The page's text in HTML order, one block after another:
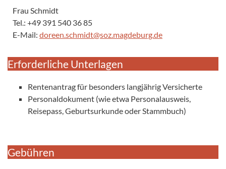
Frau Schmidt
Tel.: +49 391 540 36 85
E-Mail: doreen.schmidt@soz.magdeburg.de
Erforderliche Unterlagen
Rentenantrag für besonders langjährig Versicherte
Personaldokument (wie etwa Personalausweis,
Reisepass, Geburtsurkunde oder Stammbuch)
Gebühren